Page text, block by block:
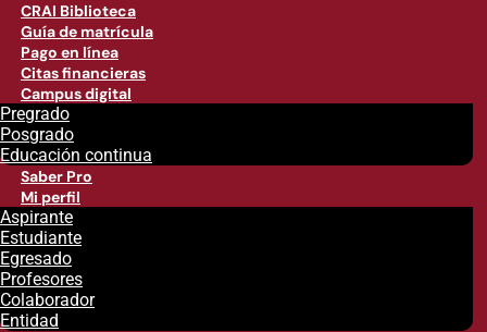
CRAI Biblioteca
Guía de matrícula
Pago en línea
Citas financieras
Campus digital
Pregrado
Posgrado
Educación continua
Saber Pro
Mi perfil
Aspirante
Estudiante
Egresado
Profesores
Colaborador
Entidad